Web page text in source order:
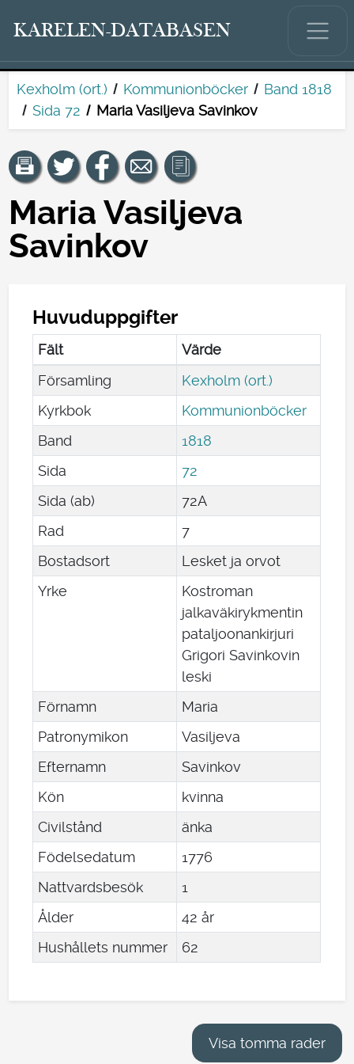
KARELEN-DATABASEN
Kexholm (ort.) Kommunionböcker
Band 1818
Sida 72
Maria Vasiljeva Savinkov
Maria Vasiljeva
Savinkov
Huvuduppgifter
Fält
Värde
Församling
Kexholm (ort.)
Kyrkbok
Kommunionböcker
Band
1818
Sida
72
Sida (ab)
72A
Rad
7
Bostadsort
Lesket ja orvot
Yrke
Kostroman
jalkaväkirykmentin
pataljoonankirjuri
Grigori Savinkovin
leski
Förnamn
Maria
Patronymikon
Vasiljeva
Efternamn
Savinkov
Kön
kvinna
Civilstånd
änka
Födelsedatum
1776
Nattvardsbesök
1
Ålder
42 år
Hushållets nummer
62
Visa tomma rader